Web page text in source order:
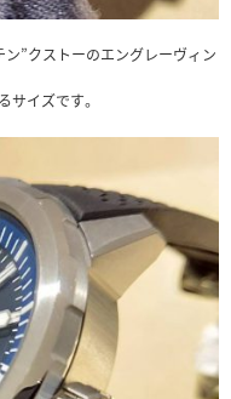
”クストーのエングレーヴィン
サイズです。